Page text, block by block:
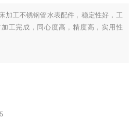
加工不锈钢管水表配件，稳定性好，工
工完成，同心度高，精度高，实用性